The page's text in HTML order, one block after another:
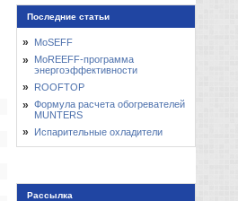
Последние статьи
» MoSEFF
»
MoREEFF-программа
энергоэффективности
» ROOFTOP
» Формула расчета обогревателей
MUNTERS
» Испарительные охладители
Рассылка